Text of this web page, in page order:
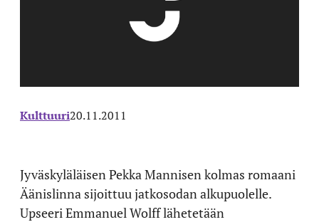
Kulttuuri20.11.2011
Jyväskyläläisen Pekka Mannisen kolmas romaani
Äänislinna sijoittuu jatkosodan alkupuolelle.
Upseeri Emmanuel Wolff lähetetään